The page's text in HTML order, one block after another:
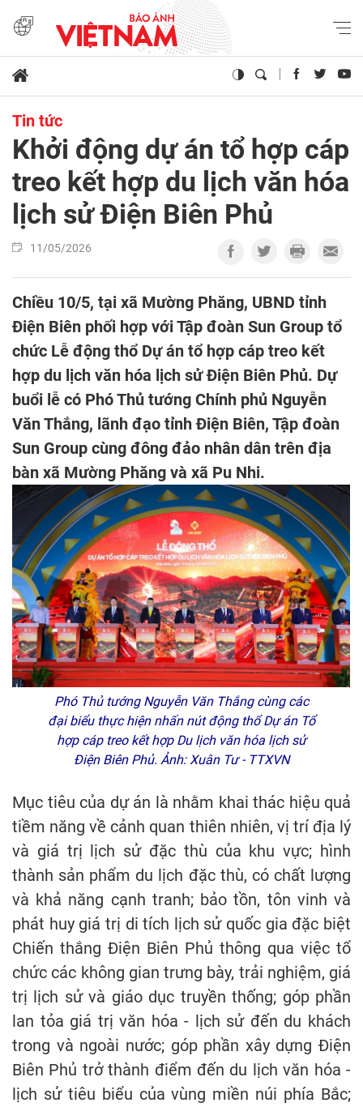
Tin tức
Khởi động dự án tổ hợp cáp
treo kết hợp du lịch văn hóa
lịch sử Điện Biên Phủ
11/05/2026
Chiều 10/5, tại xã Mường Phăng, UBND tỉnh
Điện Biên phối hợp với Tập đoàn Sun Group tổ
chức Lễ động thổ Dự án tổ hợp cáp treo kết
hợp du lịch văn hóa lịch sử Điện Biên Phủ. Dự
buổi lễ có Phó Thủ tướng Chính phủ Nguyễn
Văn Thắng, lãnh đạo tỉnh Điện Biên, Tập đoàn
Sun Group cùng đông đảo nhân dân trên địa
bàn xã Mường Phăng và xã Pu Nhi.
Phó Thủ tướng Nguyễn Văn Thắng cùng các
đại biểu thực hiện nhấn nút động thổ Dự án Tổ
hợp cáp treo kết hợp Du lịch văn hóa lịch sử
Điện Biên Phủ. Ảnh: Xuân Tư - TTXVN
Mục tiêu của dự án là nhằm khai thác hiệu quả
tiềm năng về cảnh quan thiên nhiên, vị trí địa lý
và giá trị lịch sử đặc thù của khu vực; hình
thành sản phẩm du lịch đặc thù, có chất lượng
và khả năng cạnh tranh; bảo tồn, tôn vinh và
phát huy giá trị di tích lịch sử quốc gia đặc biệt
Chiến thắng Điện Biên Phủ thông qua việc tổ
chức các không gian trưng bày, trải nghiệm, giá
trị lịch sử và giáo dục truyền thống; góp phần
lan tỏa giá trị văn hóa - lịch sử đến du khách
trong và ngoài nước; góp phần xây dựng Điện
Biên Phủ trở thành điểm đến du lịch văn hóa -
lịch sử tiêu biểu của vùng miền núi phía Bắc;